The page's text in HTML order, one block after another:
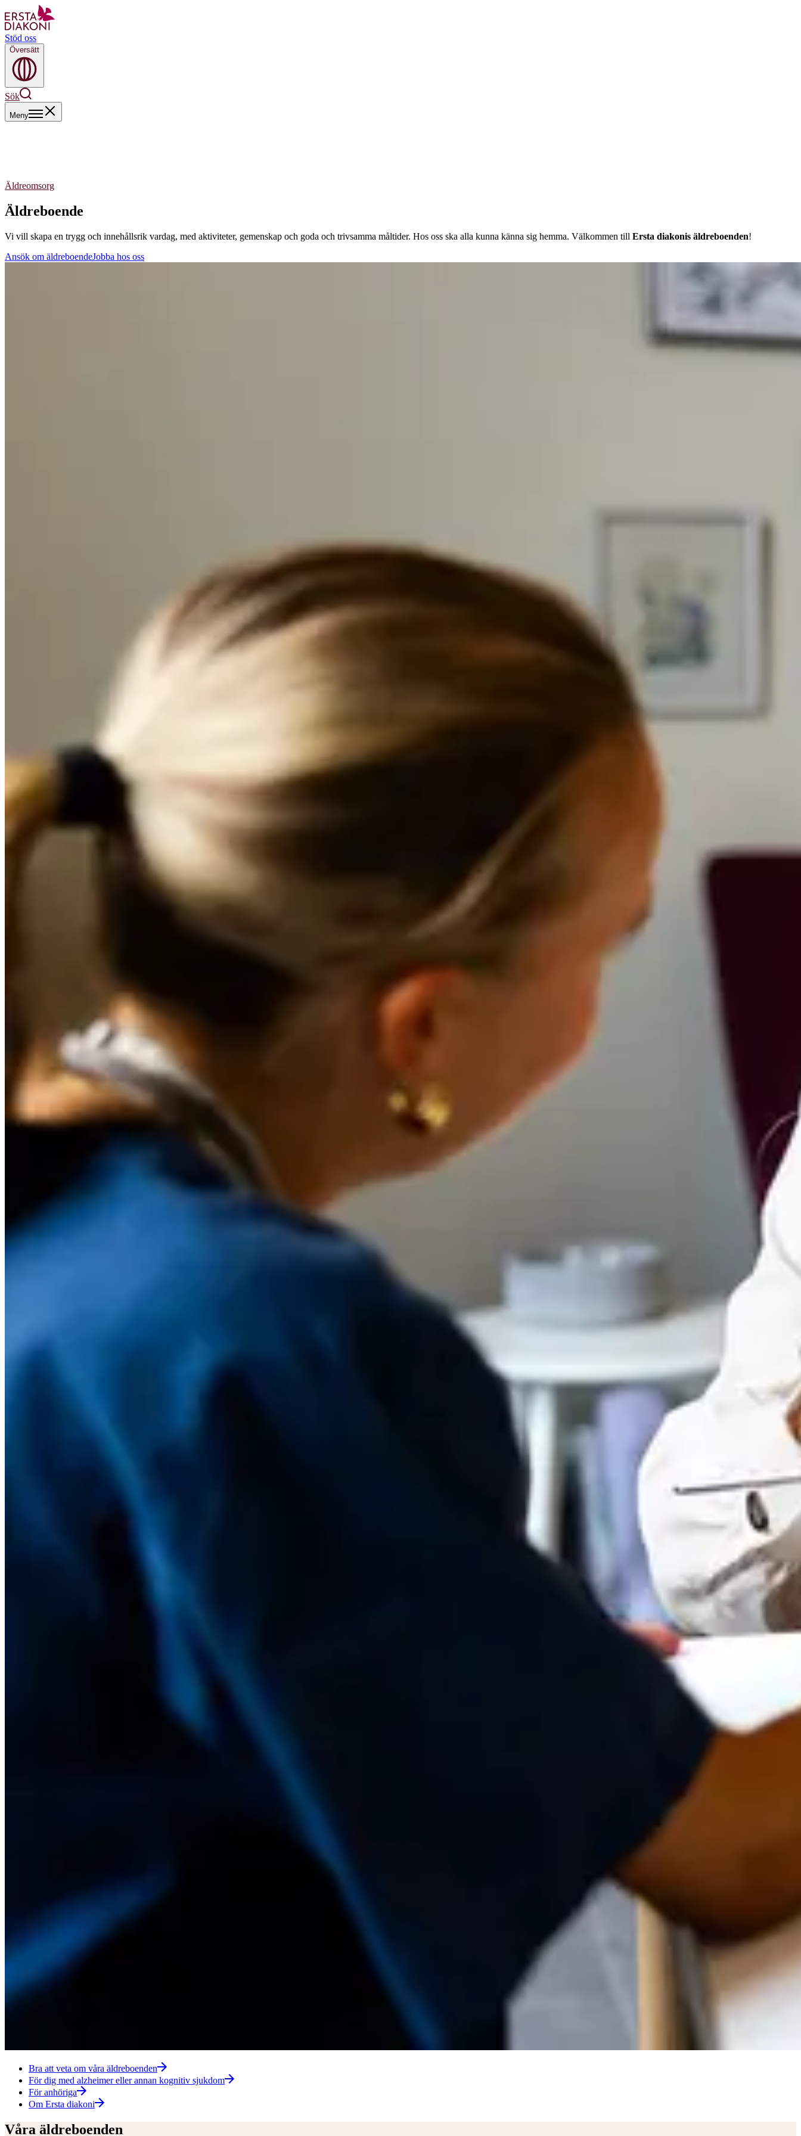
Stöd oss
Översätt
Sök
Meny
Äldreomsorg
Äldreboende
Vi vill skapa en trygg och innehållsrik vardag, med aktiviteter, gemenskap och goda och trivsamma måltider. Hos oss ska alla kunna känna sig hemma. Välkommen till Ersta diakonis äldreboenden!
Ansök om äldreboendeJobba hos oss
Bra att veta om våra äldreboenden
För dig med alzheimer eller annan kognitiv sjukdom
För anhöriga
Om Ersta diakoni
Våra äldreboenden